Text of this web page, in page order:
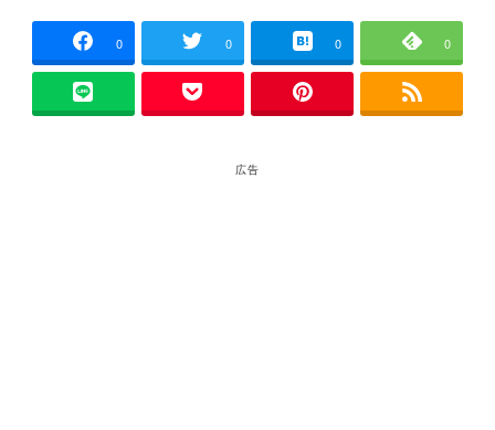
0 0 0 0
広告